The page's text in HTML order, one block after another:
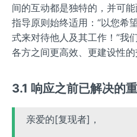
间的互动都是独特的，并可
指导原则始终适用：“以您希
式来对待他人及其工作！”我
各方之间更高效、更建设性的
3.1 响应之前已解决的
亲爱的[复现者]，